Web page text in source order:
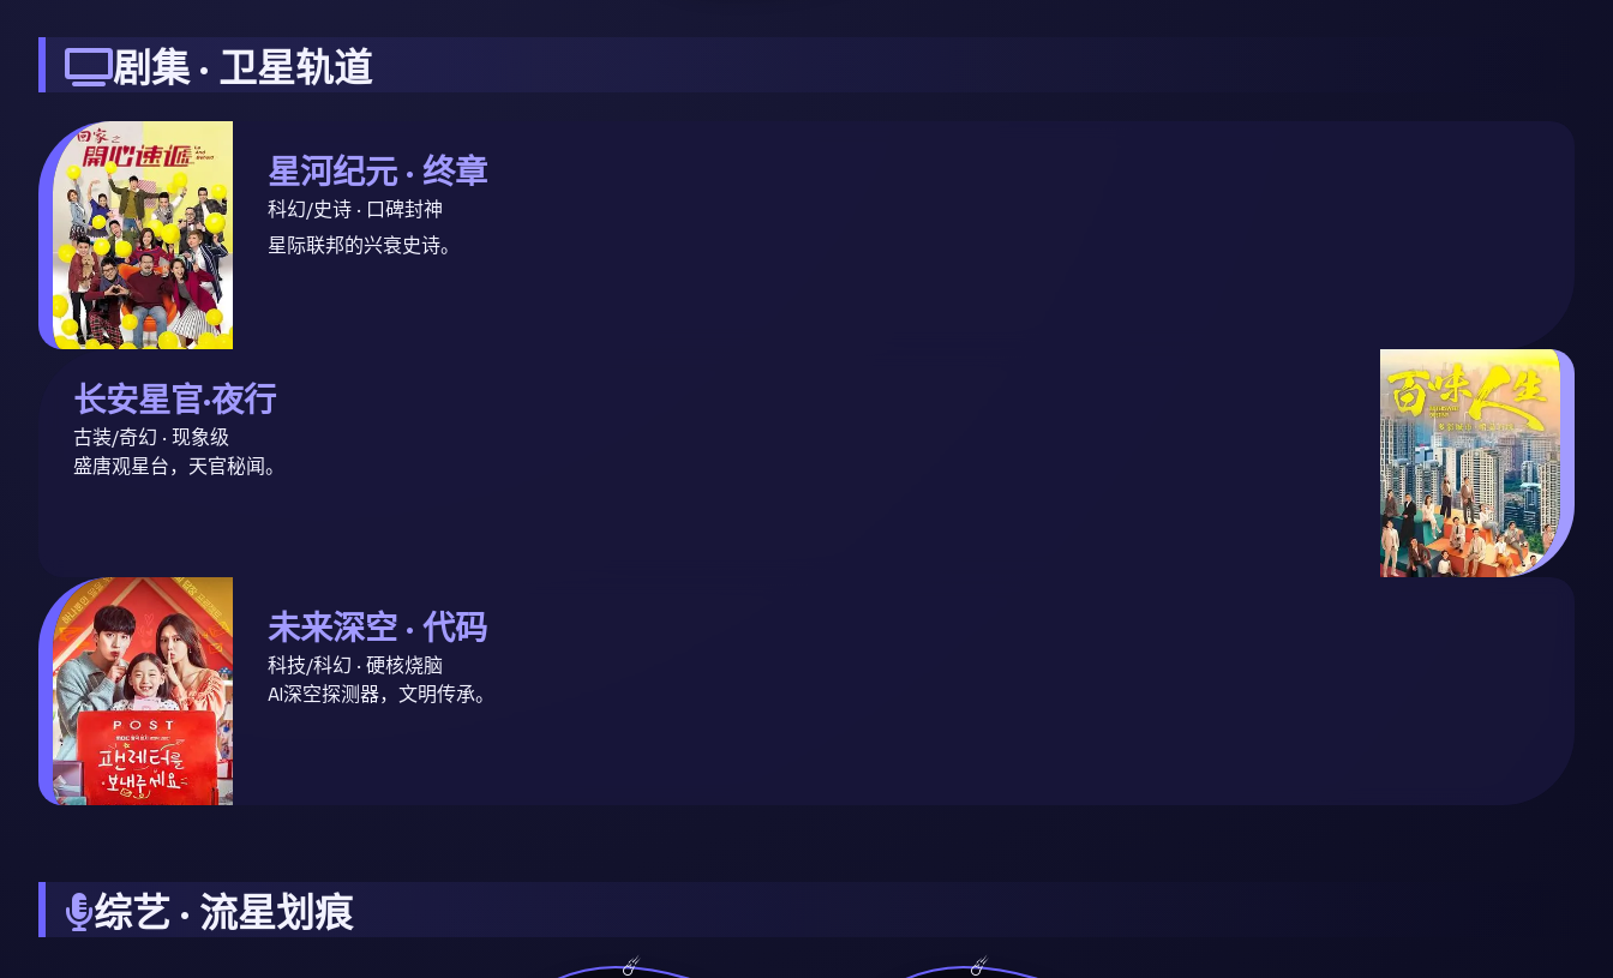
剧集 · 卫星轨道
星河纪元 · 终章
科幻/史诗 · 口碑封神
星际联邦的兴衰史诗。
长安星官·夜行
古装/奇幻 · 现象级
盛唐观星台，天官秘闻。
未来深空 · 代码
科技/科幻 · 硬核烧脑
AI深空探测器，文明传承。
综艺 · 流星划痕